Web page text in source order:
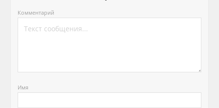
Комментарий
Имя